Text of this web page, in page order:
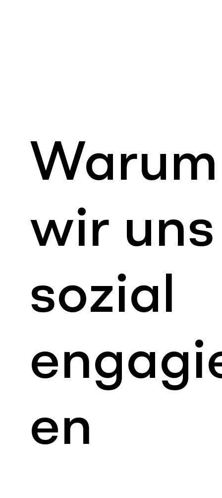
Warum
wir uns
sozial
en